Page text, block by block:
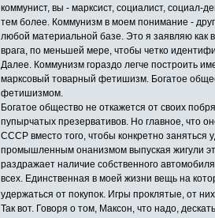
коммунист, вы - марксист, социалист, социал-
тем более. Коммунизм в моем понимание -
любой материальной базе. Это я заявляю как
врага, по меньшей мере, чтобы четко
Далее. Коммунизм гораздо легче построить
марксовый товарный фетишизм. Богатое
фетишизмом.
Богатое общество не откажется от своих
пупырчатых презервативов. Но главное, что
СССР вместо того, чтобы конкретно заняться
промышленным онанизмом выпуская жигули
раздражает наличие собственного
всех. Единственная в моей жизни вещь на
удержаться от покупок. Игры проклятые, от
Так вот. Говоря о том, Максон, что надо,